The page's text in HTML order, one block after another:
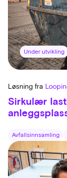
Under utvikling
Løsning fra
Sirkulær
Avfallsinnsamling